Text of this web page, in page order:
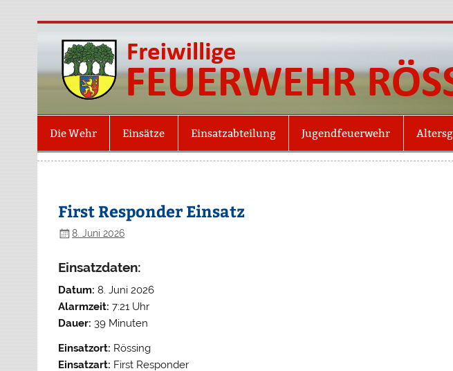
Die Wehr Einsätze Einsatzabteilung Jugendfeuerwehr
First Responder Einsatz
8. Juni 2026
Einsatzdaten:
Datum: 8. Juni 2026
Alarmzeit: 7:21 Uhr
Dauer: 39 Minuten
Einsatzort: Rössing
Einsatzart: First Responder